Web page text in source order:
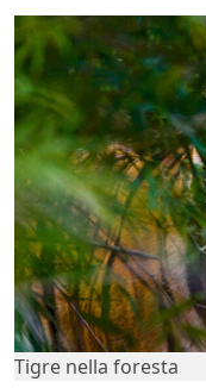
Tigre nella foresta